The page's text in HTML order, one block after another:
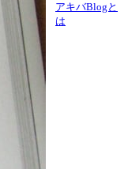
アキバBlogと
は